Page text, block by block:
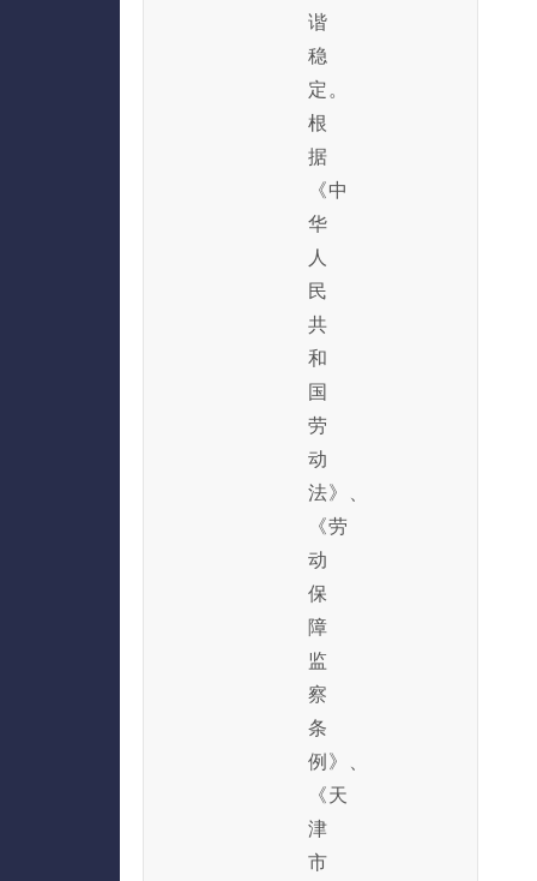
谐
稳
定。
根
据
《中
华
人
民
共
和
国
劳
动
法》、
《劳
动
保
障
监
察
条
例》、
《天
津
市